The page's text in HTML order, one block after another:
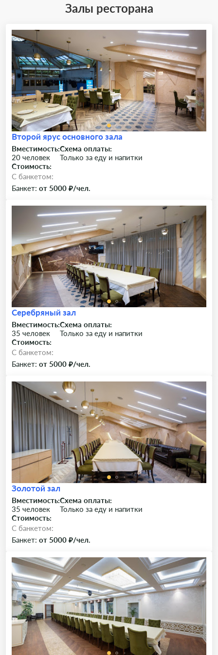
Залы ресторана
Второй ярус основного зала
Вместимость:
20 человек
Схема оплаты:
Только за еду и напитки
Стоимость:
C банкетом:
Банкет: от 5000 ₽/чел.
Серебряный зал
Вместимость:
35 человек
Схема оплаты:
Только за еду и напитки
Стоимость:
C банкетом:
Банкет: от 5000 ₽/чел.
Золотой зал
Вместимость:
35 человек
Схема оплаты:
Только за еду и напитки
Стоимость:
C банкетом:
Банкет: от 5000 ₽/чел.